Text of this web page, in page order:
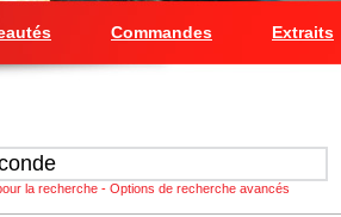
Commandes Extraits
la recherche - Options de recherche avancés